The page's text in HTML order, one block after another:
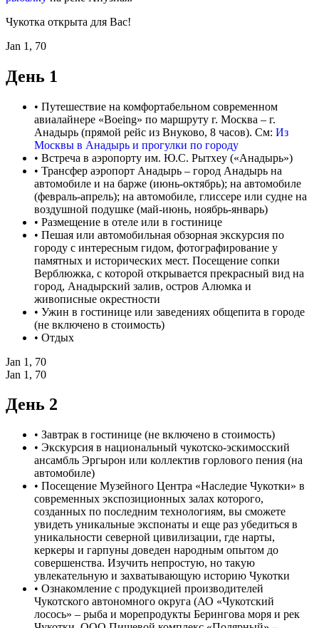
Чукотка открыта для Вас!
Jan 1, 70
День 1
• Путешествие на комфортабельном современном
авиалайнере «Boeing» по маршруту г. Москва – г.
Анадырь (прямой рейс из Внуково, 8 часов). См: Из
Москвы в Анадырь и прогулки по городу
• Встреча в аэропорту им. Ю.С. Рытхеу («Анадырь»)
• Трансфер аэропорт Анадырь – город Анадырь на
автомобиле и на барже (июнь-октябрь); на автомобиле
(февраль-апрель); на автомобиле, глиссере или судне на
воздушной подушке (май-июнь, ноябрь-январь)
• Размещение в отеле или в гостинице
• Пешая или автомобильная обзорная экскурсия по
городу с интересным гидом, фотографирование у
памятных и исторических мест. Посещение сопки
Верблюжка, с которой открывается прекрасный вид на
город, Анадырский залив, остров Алюмка и
живописные окрестности
• Ужин в гостинице или заведениях общепита в городе
(не включено в стоимость)
• Отдых
Jan 1, 70
Jan 1, 70
День 2
• Завтрак в гостинице (не включено в стоимость)
• Экскурсия в национальный чукотско-эскимосский
ансамбль Эргырон или коллектив горлового пения (на
автомобиле)
• Посещение Музейного Центра «Наследие Чукотки» в
современных экспозиционных залах которого,
созданных по последним технологиям, вы сможете
увидеть уникальные экспонаты и еще раз убедиться в
уникальности северной цивилизации, где нарты,
керкеры и гарпуны доведен народным опытом до
совершенства. Изучить непростую, но такую
увлекательную и захватывающую историю Чукотки
• Ознакомление с продукцией производителей
Чукотского автономного округа (АО «Чукотский
лосось» – рыба и морепродукты Берингова моря и рек